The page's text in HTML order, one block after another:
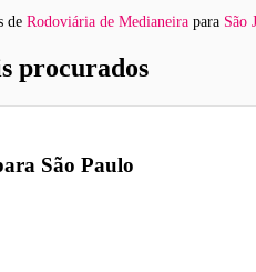
de Rodoviária de Medianeira para São
procurados
São Paulo